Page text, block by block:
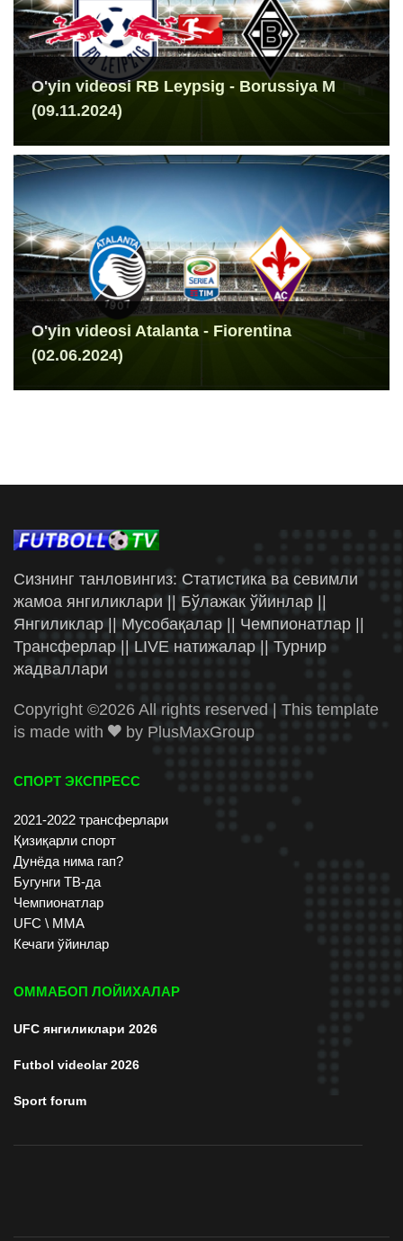
O'yin videosi RB Leypsig - Borussiya M
(09.11.2024)
O'yin videosi Atalanta - Fiorentina
(02.06.2024)
Сизнинг танловингиз: Статистика ва севимли
жамоа янгиликлари || Бўлажак ўйинлар ||
Янгиликлар || Мусобақалар || Чемпионатлар ||
Трансферлар || LIVE натижалар || Турнир
жадваллари
Copyright ©2026 All rights reserved | This template
is made with
by PlusMaxGroup
СПОРТ ЭКСПРЕСС
2021-2022 трансферлари
Қизиқарли спорт
Дунёда нима гап?
Бугунги ТВ-да
Чемпионатлар
UFC \ ММА
Кечаги ўйинлар
ОММАБОП ЛОЙИХАЛАР
UFC янгиликлари 2026
Futbol videolar 2026
Sport forum